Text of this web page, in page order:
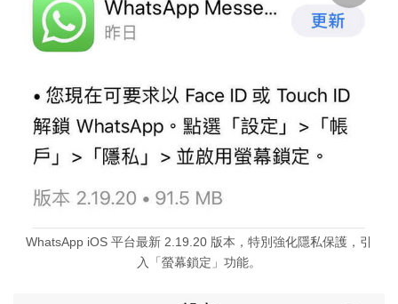
WhatsApp iOS 平台最新 2.19.20 版本，特別強化隱私保護，引
入「螢幕鎖定」功能。